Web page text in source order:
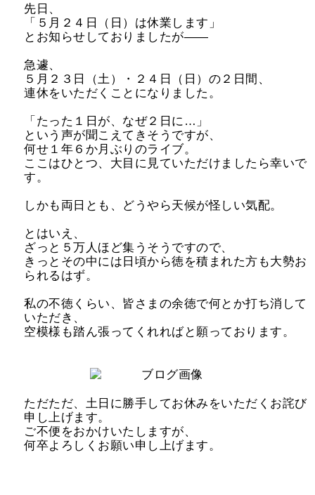
先日、
「５月２４日（日）は休業します」
とお知らせしておりましたが――
急遽、
５月２３日（土）・２４日（日）の２日間、
連休をいただくことになりました。
「たった１日が、なぜ２日に…」
という声が聞こえてきそうですが、
何せ１年６か月ぶりのライブ。
ここはひとつ、大目に見ていただけましたら幸いで
す。
しかも両日とも、どうやら天候が怪しい気配。
とはいえ、
ざっと５万人ほど集うそうですので、
きっとその中には日頃から徳を積まれた方も大勢お
られるはず。
私の不徳くらい、皆さまの余徳で何とか打ち消して
いただき、
空模様も踏ん張ってくれればと願っております。
ただただ、土日に勝手してお休みをいただくお詫び
申し上げます。
ご不便をおかけいたしますが、
何卒よろしくお願い申し上げます。